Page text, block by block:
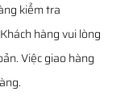
kiểm tra
hàng vui lòng
Việc giao hàng